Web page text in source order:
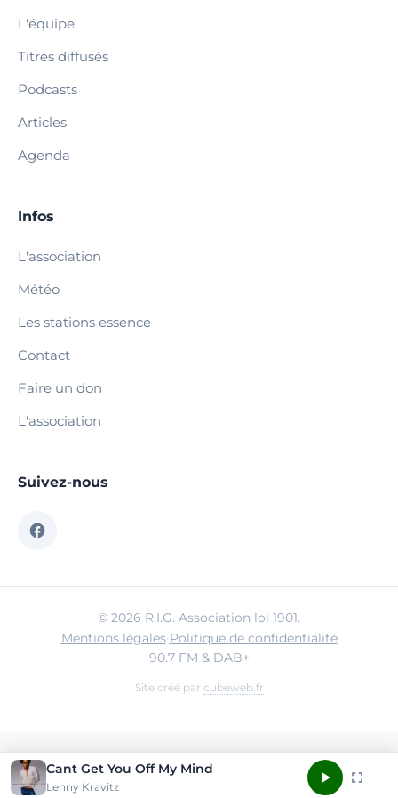
L'équipe
Titres diffusés
Podcasts
Articles
Agenda
Infos
L'association
Météo
Les stations essence
Contact
Faire un don
L'association
Suivez-nous
© 2026 R.I.G. Association loi 1901.
Mentions légales·Politique de confidentialité
90.7 FM & DAB+
Site créé par cubeweb.fr
Cant Get You Off My Mind
Lenny Kravitz